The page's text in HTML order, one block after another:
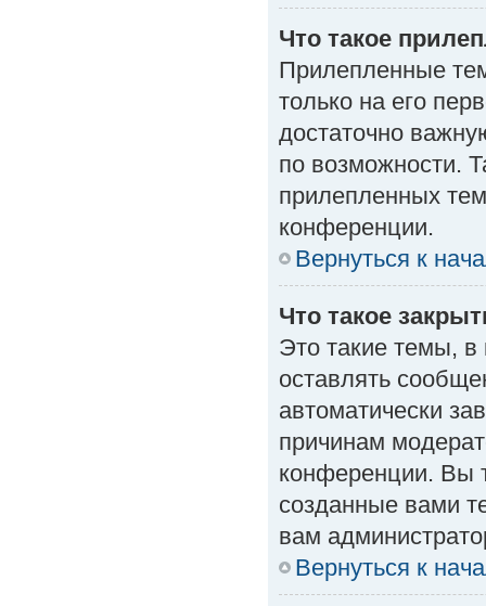
Что такое
Прилепленные
только на его
достаточно
по возможности.
прилепленных
конференции.
Вернуться к
Что такое
Это такие темы, в
оставлять
автоматически
причинам
конференции. Вы
созданные вами
вам
Вернуться к